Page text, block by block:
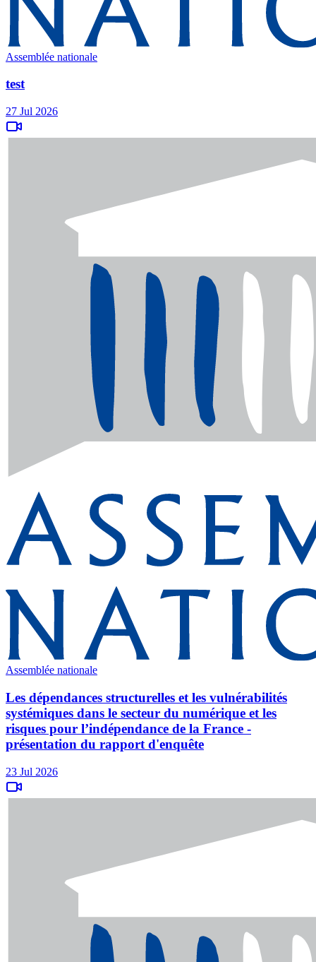
Assemblée nationale
test
27 Jul 2026
Assemblée nationale
Les dépendances structurelles et les vulnérabilités
systémiques dans le secteur du numérique et les
risques pour l’indépendance de la France -
présentation du rapport d'enquête
23 Jul 2026